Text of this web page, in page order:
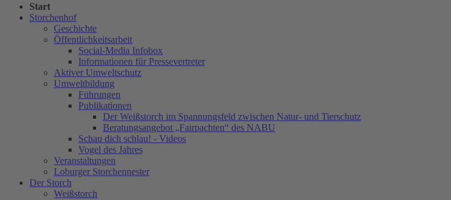
Start
Storchenhof
Geschichte
Öffentlichkeitsarbeit
Social-Media Infobox
Informationen für Pressevertreter
Aktiver Umweltschutz
Umweltbildung
Führungen
Publikationen
Der Weißstorch im Spannungsfeld zwischen Natur- und Tierschutz
Beratungsangebot „Fairpachten“ des NABU
Schau dich schlau! - Videos
Vogel des Jahres
Veranstaltungen
Loburger Storchennester
Der Storch
Weißstorch